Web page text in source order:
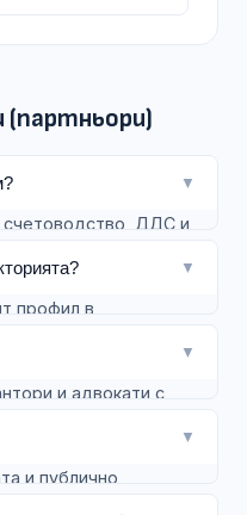
(партньори)
▼
счетоводство, ДДС и
и GDPR
профила си.
▼
профил в
реферална
за насочени
▼
и адвокати с
клиенти.
▼
и публично